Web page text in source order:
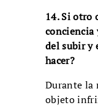
14. Si otro
conciencia
del subir y
hacer?
Durante la
objeto